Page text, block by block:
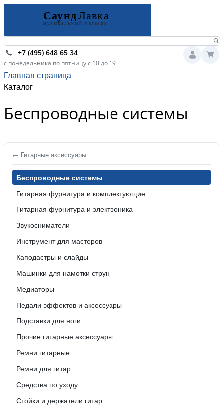
+7 (495) 648 65 34
с понедельника по пятницу с 10 до 19
Главная страница
Каталог
Беспроводные системы
← Гитарные аксессуары
Беспроводные системы
Гитарная фурнитура и комплектующие
Гитарная фурнитура и электроника
Звукосниматели
Инструмент для мастеров
Каподастры и слайды
Машинки для намотки струн
Медиаторы
Педали эффектов и аксессуары
Подставки для ноги
Прочие гитарные аксессуары
Ремни гитарные
Ремни для гитар
Средства по уходу
Стойки и держатели гитар